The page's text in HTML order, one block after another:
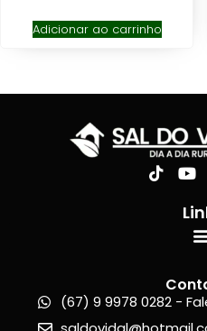
Adicionar ao carrinho
(67) 9 9978 0282 -